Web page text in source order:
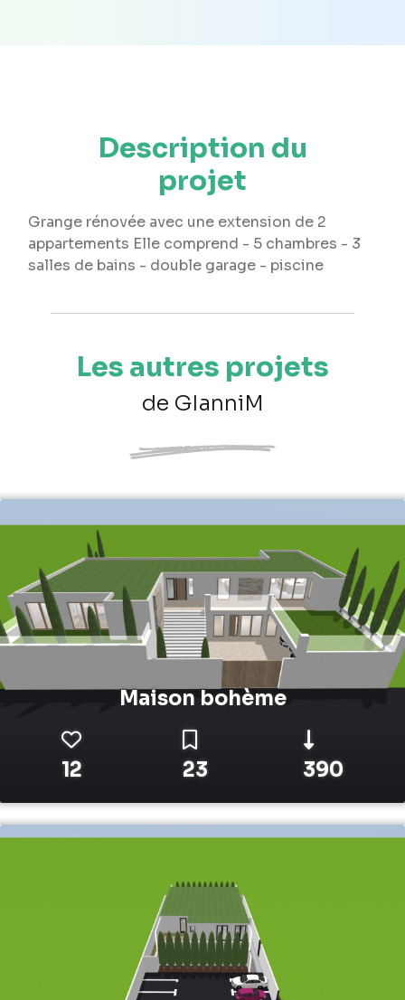
Description du
projet
Grange rénovée avec une extension de 2
appartements Elle comprend - 5 chambres - 3
salles de bains - double garage - piscine
Les autres projets
de GIanniM
Maison bohème
12 23 390